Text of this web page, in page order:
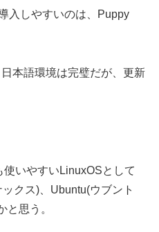
入しやすいのは、Puppy
本語環境は完璧だが、更新
いやすいLinuxOSとして
クス)、Ubuntu(ウブント
と思う。